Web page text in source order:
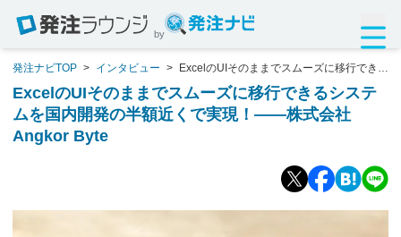
by
発注ナビTOP > インタビュー >
ExcelのUIそのままでスムーズに移行できる
システムを国内開発の半額近くで実現！――株式会社Angkor Byte
ExcelのUIそのままでスムーズに移行できるシステ
ムを国内開発の半額近くで実現！――株式会社
Angkor Byte